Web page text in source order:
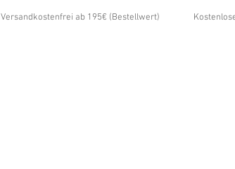
Versandkostenfrei ab 195€ (Bestellwert)